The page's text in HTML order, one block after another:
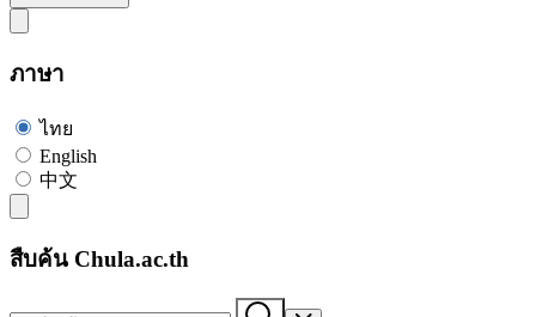
ภาษา
ไทย
English
中文
สืบค้น Chula.ac.th